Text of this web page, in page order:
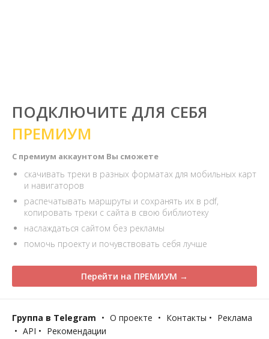
ПОДКЛЮЧИТЕ ДЛЯ СЕБЯ
ПРЕМИУМ
С премиум аккаунтом Вы сможете
скачивать треки в разных форматах для мобильных карт
и навигаторов
распечатывать маршруты и сохранять их в pdf,
копировать треки с сайта в свою библиотеку
наслаждаться сайтом без рекламы
помочь проекту и почувствовать себя лучше
Перейти на ПРЕМИУМ →
Группа в Telegram • О проекте • Контакты • Реклама
• API • Рекомендации